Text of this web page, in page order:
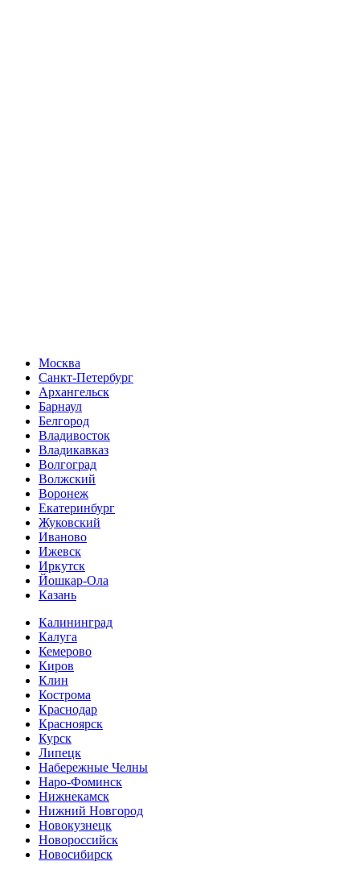
Москва
Санкт-Петербург
Архангельск
Барнаул
Белгород
Владивосток
Владикавказ
Волгоград
Волжский
Воронеж
Екатеринбург
Жуковский
Иваново
Ижевск
Иркутск
Йошкар-Ола
Казань
Калининград
Калуга
Кемерово
Киров
Клин
Кострома
Краснодар
Красноярск
Курск
Липецк
Набережные Челны
Наро-Фоминск
Нижнекамск
Нижний Новгород
Новокузнецк
Новороссийск
Новосибирск